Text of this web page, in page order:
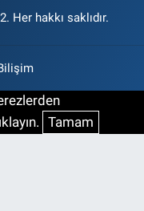
Her hakkı saklıdır.
Tamam